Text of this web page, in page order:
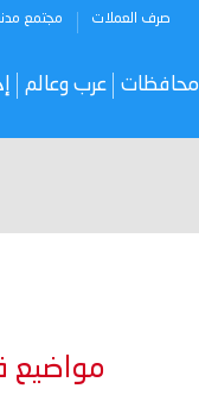
صرف العملات مجتمع
محافظات عرب وعالم
مواضيع